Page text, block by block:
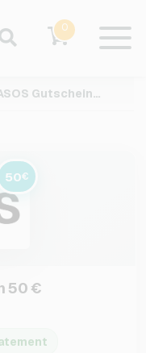
0
ASOS Gutschein-50-EUR
50€
50 €